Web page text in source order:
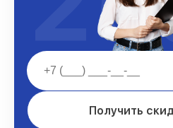
Получить